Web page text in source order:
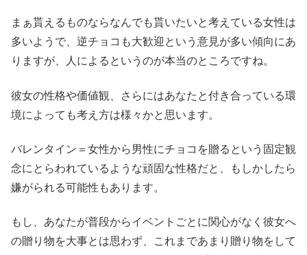
まぁ貰えるものならなんでも貰いたいと考えている女性は
多いようで、逆チョコも大歓迎という意見が多い傾向にあ
りますが、人によるというのが本当のところですね。
彼女の性格や価値観、さらにはあなたと付き合っている環
境によっても考え方は様々かと思います。
バレンタイン＝女性から男性にチョコを贈るという固定観
念にとらわれているような頑固な性格だと、もしかしたら
嫌がられる可能性もあります。
もし、あなたが普段からイベントごとに関心がなく彼女へ
の贈り物を大事とは思わず、これまであまり贈り物をして